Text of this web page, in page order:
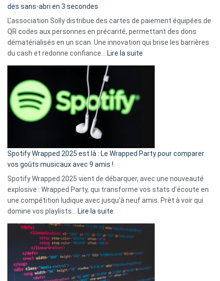
des sans-abri en 3 secondes
L’association Solly distribue des cartes de paiement équipées de
QR codes aux personnes en précarité, permettant des dons
dématérialisés en un scan. Une innovation qui brise les barrières
du cash et redonne confiance… Lire la suite
Fini
»
Solly
change
la
des
3
Spotify Wrapped 2025 est là : Le Wrapped Party pour comparer
vos goûts musicaux avec 9 amis !
Spotify Wrapped 2025 vient de débarquer, avec une nouveauté
explosive : Wrapped Party, qui transforme vos stats d’écoute en
une compétition ludique avec jusqu’à neuf amis. Prêt à voir qui
domine vos playlists… Lire la suite
Spotify
Wrapped
est
là
: